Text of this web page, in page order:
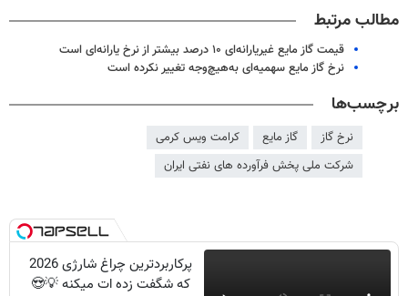
مطالب مرتبط
قیمت گاز مایع غیریارانه‌ای ۱۰ درصد بیشتر از نرخ یارانه‌ای است
نرخ گاز مایع سهمیه‌ای به‌هیچ‌وجه تغییر نکرده است
برچسب‌ها
نرخ گاز گاز مایع
کرامت ویس کرمی
شرکت ملی پخش فرآورده های نفتی ایران
پرکاربردترین چراغ شارژی 2026
که شگفت زده ات میکنه 💡😍